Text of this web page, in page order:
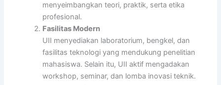
menyeimbangkan teori, praktik, serta etika
profesional.
Fasilitas Modern
UII menyediakan laboratorium, bengkel, dan
fasilitas teknologi yang mendukung penelitian
mahasiswa. Selain itu, UII aktif mengadakan
workshop, seminar, dan lomba inovasi teknik.